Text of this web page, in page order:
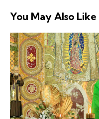
You May Also Like